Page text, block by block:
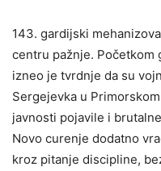
143. gardijski
centru pažnje. Početkom
izneo je tvrdnje da su
Sergejevka u
javnosti pojavile i
Novo curenje dodatno
kroz pitanje discipline,